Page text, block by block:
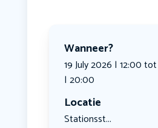
Wanneer?
19 July 2026 | 12:00
| 20:00
Locatie
Stationsst...